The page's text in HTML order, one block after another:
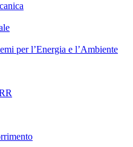
per l’Energia e l’Ambiente